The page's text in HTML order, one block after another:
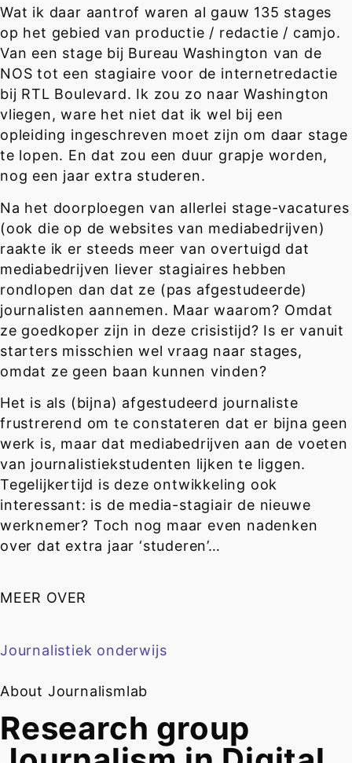
Wat ik daar aantrof waren al gauw 135 stages
op het gebied van productie / redactie / camjo.
Van een stage bij Bureau Washington van de
NOS tot een stagiaire voor de internetredactie
bij RTL Boulevard. Ik zou zo naar Washington
vliegen, ware het niet dat ik wel bij een
opleiding ingeschreven moet zijn om daar stage
te lopen. En dat zou een duur grapje worden,
nog een jaar extra studeren.
Na het doorploegen van allerlei stage-vacatures
(ook die op de websites van mediabedrijven)
raakte ik er steeds meer van overtuigd dat
mediabedrijven liever stagiaires hebben
rondlopen dan dat ze (pas afgestudeerde)
journalisten aannemen. Maar waarom? Omdat
ze goedkoper zijn in deze crisistijd? Is er vanuit
starters misschien wel vraag naar stages,
omdat ze geen baan kunnen vinden?
Het is als (bijna) afgestudeerd journaliste
frustrerend om te constateren dat er bijna geen
werk is, maar dat mediabedrijven aan de voeten
van journalistiekstudenten lijken te liggen.
Tegelijkertijd is deze ontwikkeling ook
interessant: is de media-stagiair de nieuwe
werknemer? Toch nog maar even nadenken
over dat extra jaar ‘studeren’…
MEER OVER
Journalistiek onderwijs
About Journalismlab
Research group